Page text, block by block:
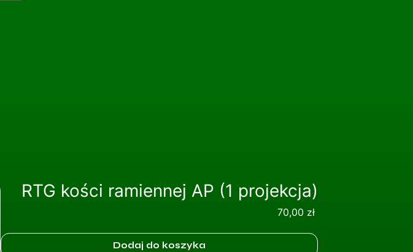
RTG kości ramiennej AP (1 projekcja)
70,00 złCena
Dodaj do koszyka